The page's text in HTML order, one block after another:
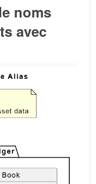
noms
avec